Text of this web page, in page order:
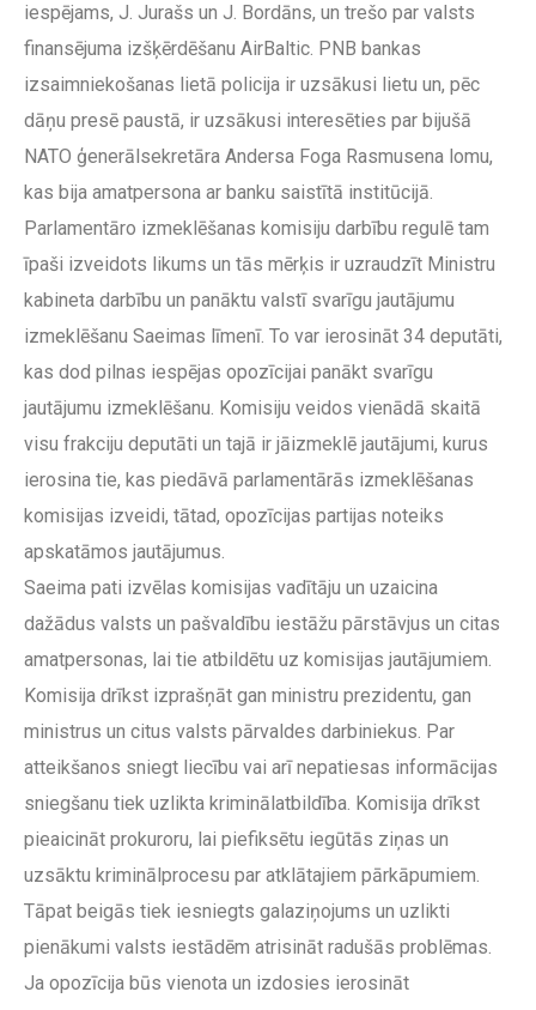
iespējams, J. Jurašs un J. Bordāns, un trešo par valsts
finansējuma izšķērdēšanu AirBaltic. PNB bankas
izsaimniekošanas lietā policija ir uzsākusi lietu un, pēc
dāņu presē paustā, ir uzsākusi interesēties par bijušā
NATO ģenerālsekretāra Andersa Foga Rasmusena lomu,
kas bija amatpersona ar banku saistītā institūcijā.
Parlamentāro izmeklēšanas komisiju darbību regulē tam
īpaši izveidots likums un tās mērķis ir uzraudzīt Ministru
kabineta darbību un panāktu valstī svarīgu jautājumu
izmeklēšanu Saeimas līmenī. To var ierosināt 34 deputāti,
kas dod pilnas iespējas opozīcijai panākt svarīgu
jautājumu izmeklēšanu. Komisiju veidos vienādā skaitā
visu frakciju deputāti un tajā ir jāizmeklē jautājumi, kurus
ierosina tie, kas piedāvā parlamentārās izmeklēšanas
komisijas izveidi, tātad, opozīcijas partijas noteiks
apskatāmos jautājumus.
Saeima pati izvēlas komisijas vadītāju un uzaicina
dažādus valsts un pašvaldību iestāžu pārstāvjus un citas
amatpersonas, lai tie atbildētu uz komisijas jautājumiem.
Komisija drīkst izprašņāt gan ministru prezidentu, gan
ministrus un citus valsts pārvaldes darbiniekus. Par
atteikšanos sniegt liecību vai arī nepatiesas informācijas
sniegšanu tiek uzlikta kriminālatbildība. Komisija drīkst
pieaicināt prokuroru, lai piefiksētu iegūtās ziņas un
uzsāktu kriminālprocesu par atklātajiem pārkāpumiem.
Tāpat beigās tiek iesniegts galaziņojums un uzlikti
pienākumi valsts iestādēm atrisināt radušās problēmas.
Ja opozīcija būs vienota un izdosies ierosināt